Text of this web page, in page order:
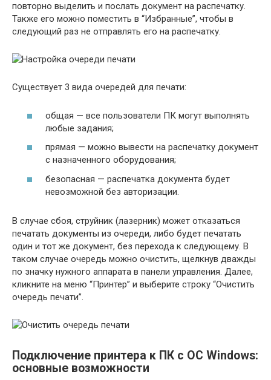
повторно выделить и послать документ на распечатку.
Также его можно поместить в “Избранные”, чтобы в
следующий раз не отправлять его на распечатку.
Существует 3 вида очередей для печати:
общая — все пользователи ПК могут выполнять
любые задания;
прямая — можно вывести на распечатку документ
с назначенного оборудования;
безопасная — распечатка документа будет
невозможной без авторизации.
В случае сбоя, струйник (лазерник) может отказаться
печатать документы из очереди, либо будет печатать
один и тот же документ, без перехода к следующему. В
таком случае очередь можно очистить, щелкнув дважды
по значку нужного аппарата в панели управления. Далее,
кликните на меню “Принтер” и выберите строку “Очистить
очередь печати”.
Подключение принтера к ПК с ОС Windows:
основные возможности